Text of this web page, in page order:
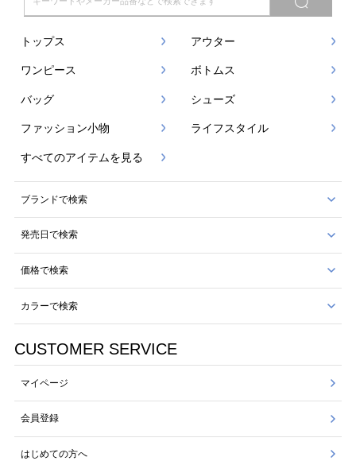
トップス アウター
ワンピース ボトムス
バッグ シューズ
ファッション小物 ライフスタイル
すべてのアイテムを見る
ブランドで検索
発売日で検索
価格で検索
カラーで検索
CUSTOMER SERVICE
マイページ
会員登録
はじめての方へ